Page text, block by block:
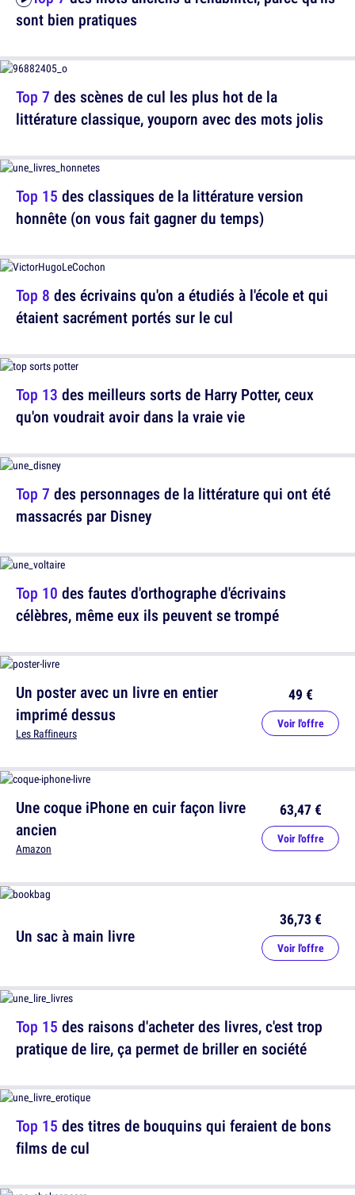
Top 7 des scènes de cul les plus hot de la
littérature classique, youporn avec des mots jolis
Top 8 des écrivains qu'on a étudiés à l'école et qui
étaient sacrément portés sur le cul
Top 7 des personnages de la littérature qui ont été
massacrés par Disney
Un poster avec un livre en entier
imprimé dessus
Les Raffineurs
49 €
Voir l'offre
Top 15 des raisons d'acheter des livres, c'est trop
pratique de lire, ça permet de briller en société
sont bien pratiques
Top 15 des classiques de la littérature version
honnête (on vous fait gagner du temps)
Top 13 des meilleurs sorts de Harry Potter, ceux
qu'on voudrait avoir dans la vraie vie
Top 10 des fautes d'orthographe d'écrivains
célèbres, même eux ils peuvent se trompé
Une coque iPhone en cuir façon livre
ancien
Amazon
63,47 €
Voir l'offre
Un sac à main livre
36,73 €
Voir l'offre
Top 15 des titres de bouquins qui feraient de bons
films de cul